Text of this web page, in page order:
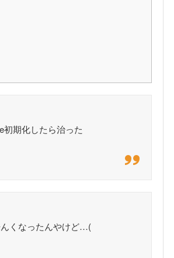
期化したら治った
んくなったんやけど…(